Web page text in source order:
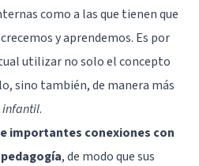
como a las que tienen que
y aprendemos. Es por
utilizar no solo el concepto
sino también, de manera más
infantil.
importantes conexiones con
, de modo que sus